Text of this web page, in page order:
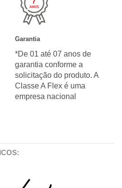
Garantia
*De 01 até 07 anos de
garantia conforme a
solicitação do produto. A
Classe A Flex é uma
empresa nacional